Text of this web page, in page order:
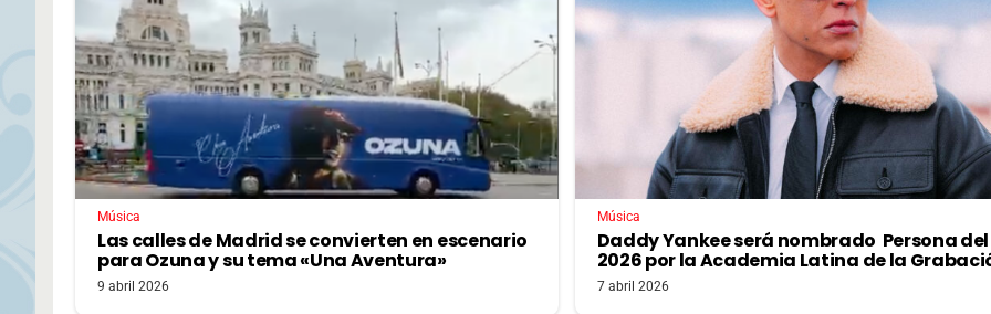
Música
Las calles de Madrid se convierten en escenario
para Ozuna y su tema «Una Aventura»
9 abril 2026
Música
Daddy Yankee será nombrado Persona
2026 por la Academia Latina de la
7 abril 2026